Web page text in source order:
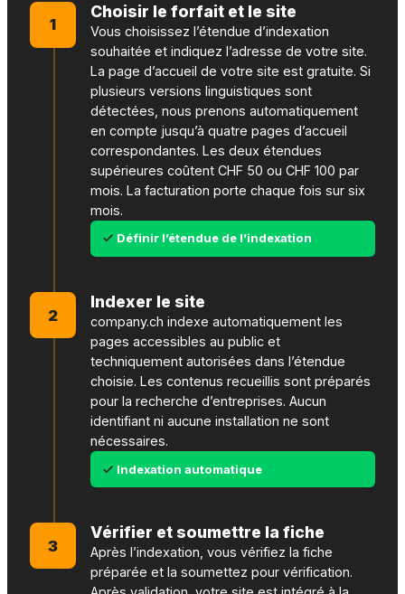
1
Choisir le forfait et le site
Vous choisissez l’étendue d’indexation
souhaitée et indiquez l’adresse de votre site.
La page d’accueil de votre site est gratuite. Si
plusieurs versions linguistiques sont
détectées, nous prenons automatiquement
en compte jusqu’à quatre pages d’accueil
correspondantes. Les deux étendues
supérieures coûtent CHF 50 ou CHF 100 par
mois. La facturation porte chaque fois sur six
mois.
Définir l’étendue de l’indexation
2
Indexer le site
company.ch indexe automatiquement les
pages accessibles au public et
techniquement autorisées dans l’étendue
choisie. Les contenus recueillis sont préparés
pour la recherche d’entreprises. Aucun
identifiant ni aucune installation ne sont
nécessaires.
Indexation automatique
3
Vérifier et soumettre la fiche
Après l’indexation, vous vérifiez la fiche
préparée et la soumettez pour vérification.